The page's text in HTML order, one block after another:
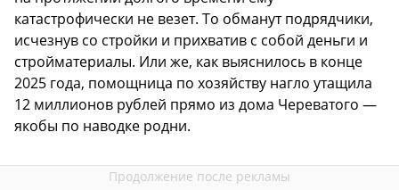
катастрофически не везет. То обманут подрядчики,
исчезнув со стройки и прихватив с собой деньги и
стройматериалы. Или же, как выяснилось в конце
2025 года, помощница по хозяйству нагло утащила
12 миллионов рублей прямо из дома Череватого —
якобы по наводке родни.